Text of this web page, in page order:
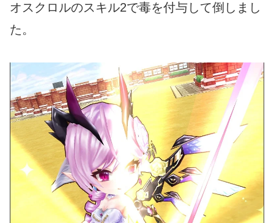
オスクロルのスキル2で毒を付与して倒しまし
た。